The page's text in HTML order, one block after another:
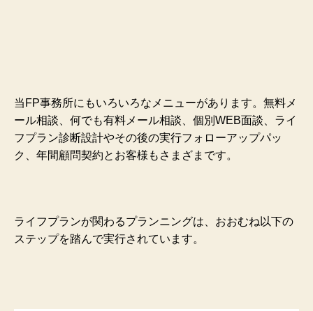
当FP事務所にもいろいろなメニューがあります。無料メ
ール相談、何でも有料メール相談、個別WEB面談、ライ
フプラン診断設計やその後の実行フォローアップパッ
ク、年間顧問契約とお客様もさまざまです。
ライフプランが関わるプランニングは、おおむね以下の
ステップを踏んで実行されています。